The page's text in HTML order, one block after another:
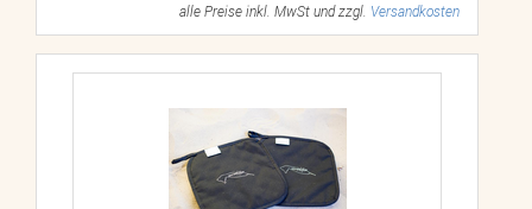
alle Preise inkl. MwSt und zzgl. Versandkosten